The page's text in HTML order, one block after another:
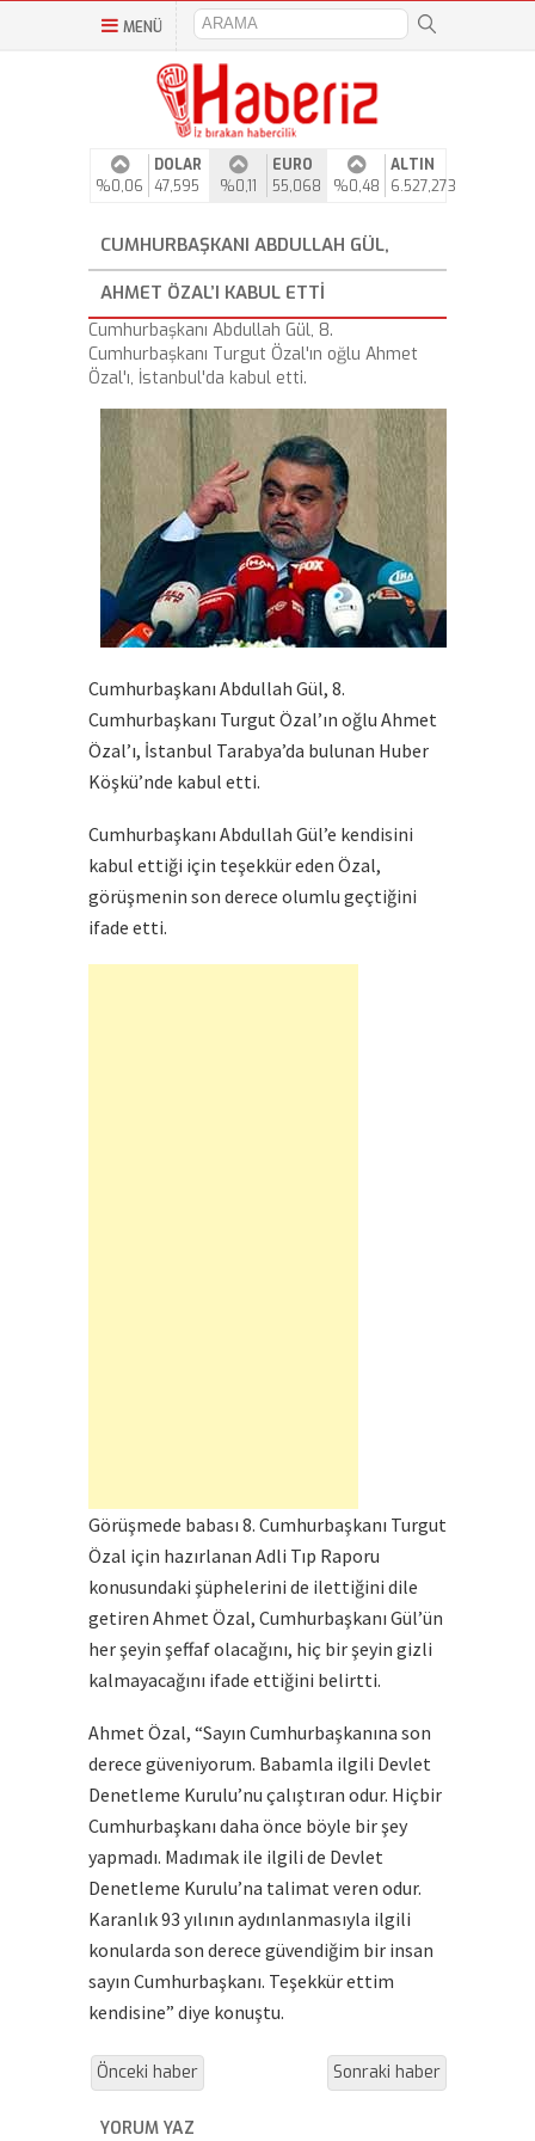
MENÜ
%0,06
DOLAR
47,595
%0,11
EURO
55,068
%0,48
ALTIN
6.527,273
CUMHURBAŞKANI ABDULLAH GÜL,
AHMET ÖZAL’I KABUL ETTI
Cumhurbaşkanı Abdullah Gül, 8.
Cumhurbaşkanı Turgut Özal'ın oğlu Ahmet
Özal'ı, İstanbul'da kabul etti.
Cumhurbaşkanı Abdullah Gül, 8.
Cumhurbaşkanı Turgut Özal’ın oğlu Ahmet
Özal’ı, İstanbul Tarabya’da bulunan Huber
Köşkü’nde kabul etti.
Cumhurbaşkanı Abdullah Gül’e kendisini
kabul ettiği için teşekkür eden Özal,
görüşmenin son derece olumlu geçtiğini
ifade etti.
Görüşmede babası 8. Cumhurbaşkanı Turgut
Özal için hazırlanan Adli Tıp Raporu
konusundaki şüphelerini de ilettiğini dile
getiren Ahmet Özal, Cumhurbaşkanı Gül’ün
her şeyin şeffaf olacağını, hiç bir şeyin gizli
kalmayacağını ifade ettiğini belirtti.
Ahmet Özal, “Sayın Cumhurbaşkanına son
derece güveniyorum. Babamla ilgili Devlet
Denetleme Kurulu’nu çalıştıran odur. Hiçbir
Cumhurbaşkanı daha önce böyle bir şey
yapmadı. Madımak ile ilgili de Devlet
Denetleme Kurulu’na talimat veren odur.
Karanlık 93 yılının aydınlanmasıyla ilgili
konularda son derece güvendiğim bir insan
sayın Cumhurbaşkanı. Teşekkür ettim
kendisine” diye konuştu.
Önceki haber Sonraki haber
YORUM YAZ